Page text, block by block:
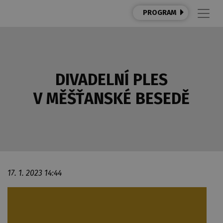
PROGRAM
DIVADELNÍ PLES
V MĚŠŤANSKÉ BESEDĚ
17. 1. 2023 14:44